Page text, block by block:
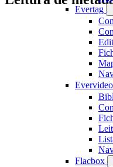
Evertag
Evervideo
Flacbox